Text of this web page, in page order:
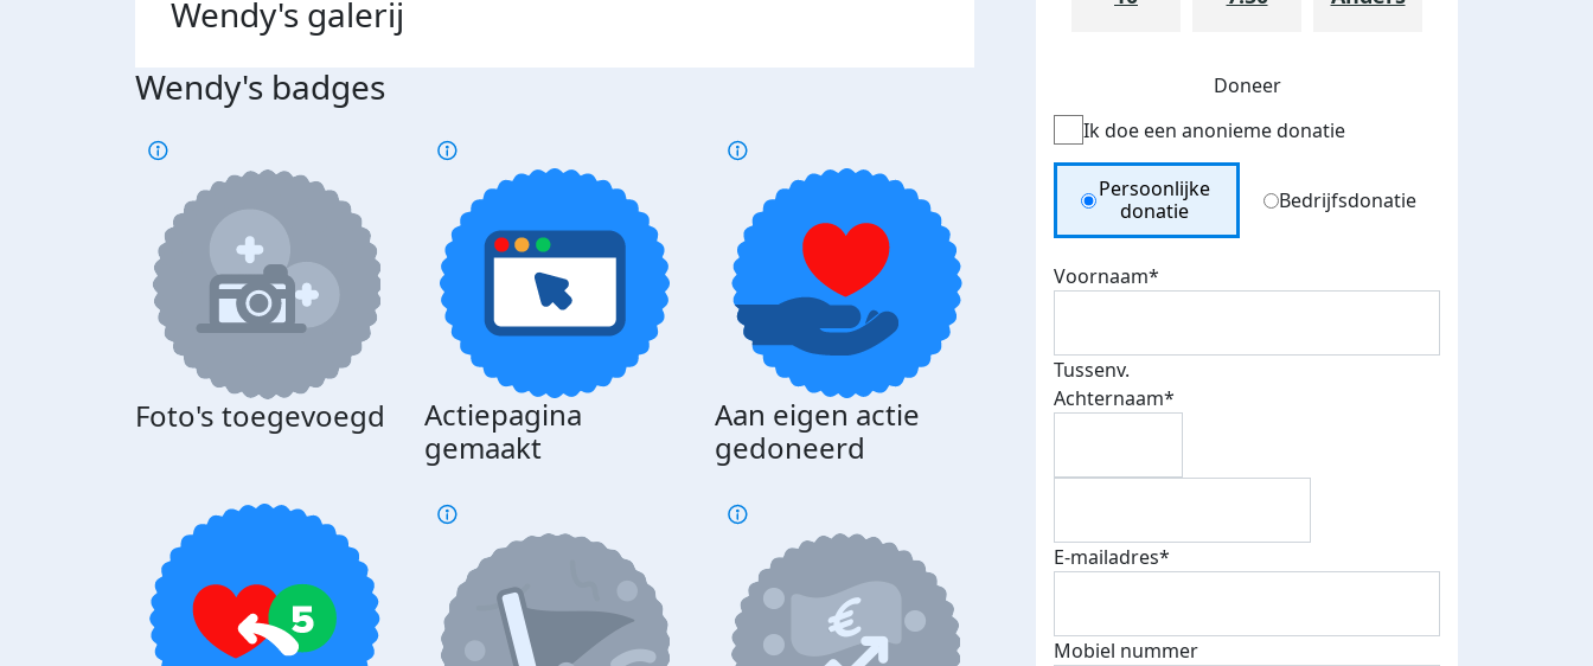
Wendy's galerij
Wendy's badges
Foto's toegevoegd
Actiepagina
gemaakt
Aan eigen actie
gedoneerd
Donateurs
Doneer
Ik doe een anonieme donatie
Donation Type
Persoonlijke
donatie
Bedrijfsdonatie
Voornaam*
Tussenv.
Achternaam*
E-mailadres*
Mobiel nummer